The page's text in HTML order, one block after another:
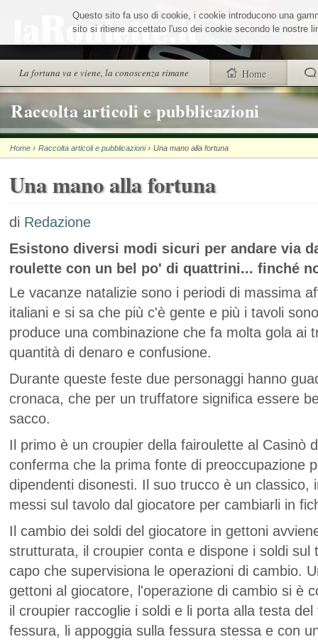
alla
navigazioneLa fortuna va e viene, la conoscenza rimane Home
trovi anche
Chi siamo
Wheel Quiz
Raccolta articoli e pubblicazioni
Questo sito fa uso di cookie, i cookie introducono una
sito si ritiene accettato l'uso dei cookie secondo le nostre
Home ›Raccolta articoli e pubblicazioni ›Una mano alla fortuna
Una mano alla fortuna
di Redazione
Esistono diversi modi sicuri per andare via
roulette con un bel po' di quattrini... finché
Le vacanze natalizie sono i periodi di massima
italiani e si sa che più c'è gente e più i tavoli
produce una combinazione che fa molta gola ai
quantità di denaro e confusione.
Durante queste feste due personaggi hanno
cronaca, che per un truffatore significa essere
sacco.
Il primo è un croupier della fairoulette al Casinò
conferma che la prima fonte di preoccupazione
dipendenti disonesti. Il suo trucco è un classico,
messi sul tavolo dal giocatore per cambiarli in
Il cambio dei soldi del giocatore in gettoni
strutturata, il croupier conta e dispone i soldi sul
capo che supervisiona le operazioni di cambio.
gettoni al giocatore, l'operazione di cambio si è
il croupier raccoglie i soldi e li porta alla testa
fessura, li appoggia sulla fessura stessa e con